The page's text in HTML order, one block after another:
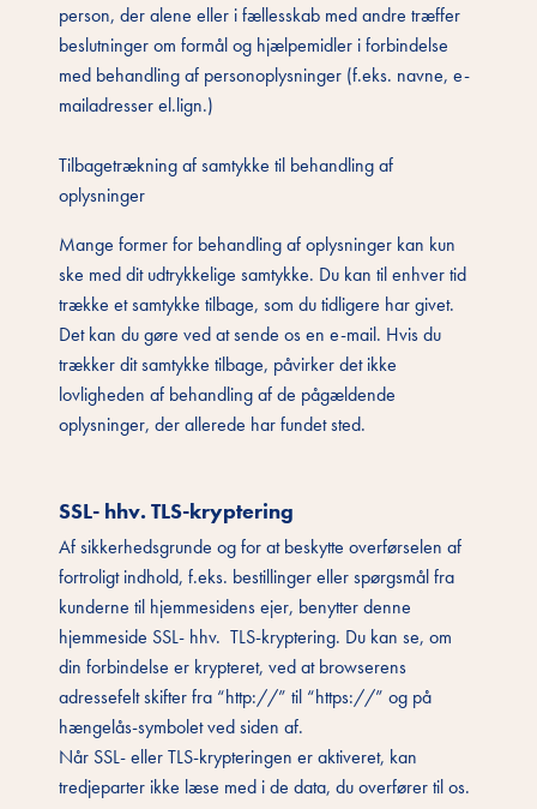
person, der alene eller i fællesskab med andre træffer
beslutninger om formål og hjælpemidler i forbindelse
med behandling af personoplysninger (f.eks. navne, e-
mailadresser el.lign.)
Tilbagetrækning af samtykke til behandling af
oplysninger
Mange former for behandling af oplysninger kan kun
ske med dit udtrykkelige samtykke. Du kan til enhver tid
trække et samtykke tilbage, som du tidligere har givet.
Det kan du gøre ved at sende os en e-mail. Hvis du
trækker dit samtykke tilbage, påvirker det ikke
lovligheden af behandling af de pågældende
oplysninger, der allerede har fundet sted.
SSL- hhv. TLS-kryptering
Af sikkerhedsgrunde og for at beskytte overførselen af
fortroligt indhold, f.eks. bestillinger eller spørgsmål fra
kunderne til hjemmesidens ejer, benytter denne
hjemmeside SSL- hhv. TLS-kryptering. Du kan se, om
din forbindelse er krypteret, ved at browserens
adressefelt skifter fra “http://” til “https://” og på
hængelås-symbolet ved siden af.
Når SSL- eller TLS-krypteringen er aktiveret, kan
tredjeparter ikke læse med i de data, du overfører til os.